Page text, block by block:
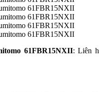
61FBR15NXII: Liên